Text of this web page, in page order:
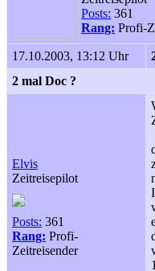
Posts: 361
Rang: Profi-
17.10.2003, 13:12 Uhr
2 mal Doc ?
Elvis
Zeitreisepilot
Posts: 361
Rang: Profi-
Zeitreisender